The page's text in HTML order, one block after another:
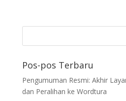
Pos-pos Terbaru
Pengumuman Resmi: Akhir
dan Peralihan ke Wordtura